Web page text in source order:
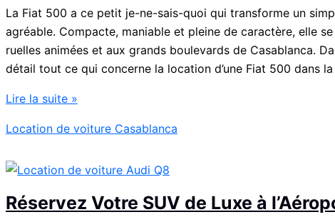
La Fiat 500 a ce petit je-ne-sais-quoi qui transforme un
agréable. Compacte, maniable et pleine de caractère, elle
ruelles animées et aux grands boulevards de Casablanca.
détail tout ce qui concerne la location d’une Fiat 500 dans
Voyager
Casablanca
Fiat
:
Lire la suite »
Location de voiture Casablanca
Réservez Votre SUV de Luxe à